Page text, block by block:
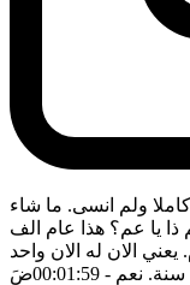
ولم انسى. ما شاء
ذا يا عم؟ هذا عام الف
الان له الان واحد
نعم - 00:01:59 ضَ